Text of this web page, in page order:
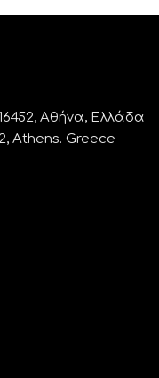
Αθήνα, Ελλάδα
Athens. Greece